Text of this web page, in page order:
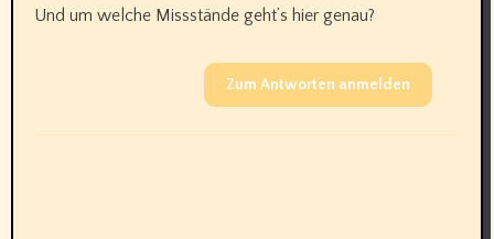
Und um welche Missstände geht’s hier genau?
Zum Antworten anmelden